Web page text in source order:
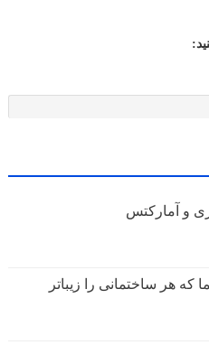
و آمارکتس
که هر ساختمانی را زیباتر